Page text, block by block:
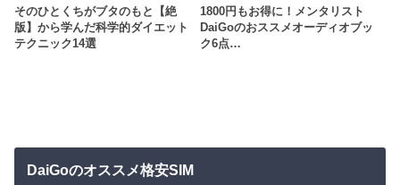
そのひとくちがブタのもと【絶
版】から学んだ科学的ダイエット
テクニック14選
1800円もお得に！メンタリスト
DaiGoのおススメオーディオブッ
ク6点…
DaiGoのオススメ格安SIM